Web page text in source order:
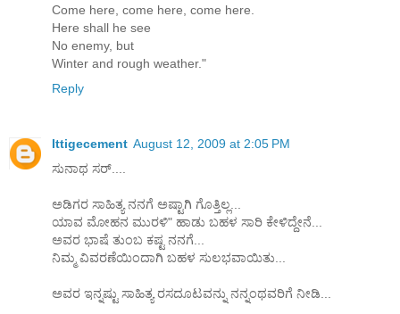
Come here, come here, come here.
Here shall he see
No enemy, but
Winter and rough weather."
Reply
Ittigecement August 12, 2009 at 2:05 PM
ಸುನಾಥ ಸರ್....
ಅಡಿಗರ ಸಾಹಿತ್ಯ ನನಗೆ ಅಷ್ಟಾಗಿ ಗೊತ್ತಿಲ್ಲ...
ಯಾವ ಮೋಹನ ಮುರಳಿ" ಹಾಡು ಬಹಳ ಸಾರಿ ಕೇಳಿದ್ದೇನೆ...
ಅವರ ಭಾಷೆ ತುಂಬ ಕಷ್ಟ ನನಗೆ...
ನಿಮ್ಮ ವಿವರಣೆಯಿಂದಾಗಿ ಬಹಳ ಸುಲಭವಾಯಿತು...
ಅವರ ಇನ್ನಷ್ಟು ಸಾಹಿತ್ಯ ರಸದೂಟವನ್ನು ನನ್ನಂಥವರಿಗೆ ನೀಡಿ...